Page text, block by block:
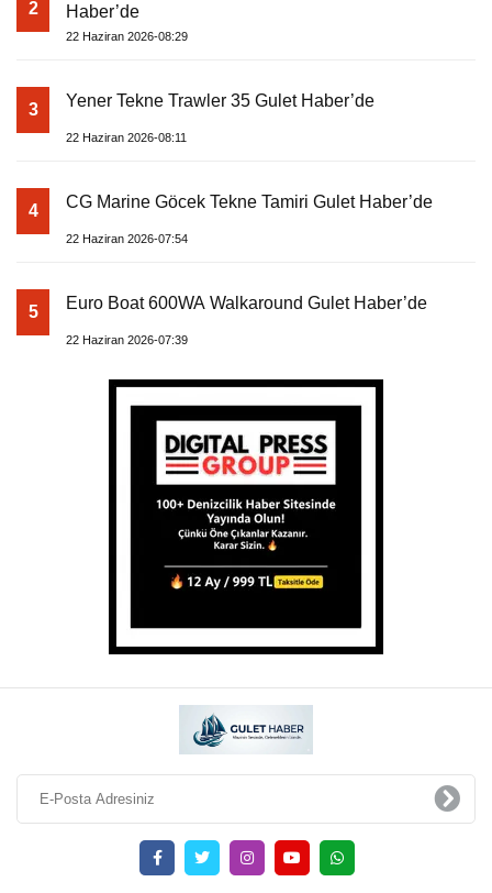
2
Haber’de
22 Haziran 2026-08:29
3 Yener Tekne Trawler 35 Gulet Haber’de
22 Haziran 2026-08:11
4 CG Marine Göcek Tekne Tamiri Gulet Haber’de
22 Haziran 2026-07:54
5 Euro Boat 600WA Walkaround Gulet Haber’de
22 Haziran 2026-07:39